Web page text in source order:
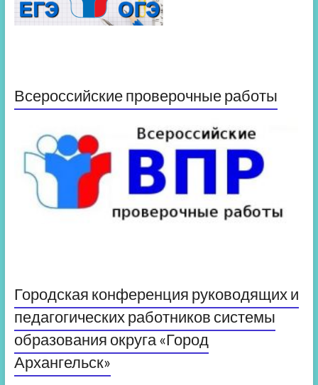
Всероссийские проверочные работы
Городская конференция руководящих и
педагогических работников системы
образования округа «Город
Архангельск»